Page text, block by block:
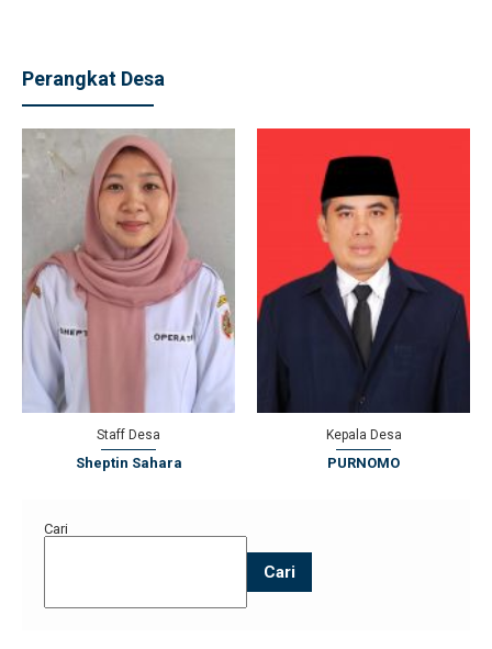
Perangkat Desa
Staff Desa
Sheptin Sahara
Kepala Desa
PURNOMO
Cari
Cari